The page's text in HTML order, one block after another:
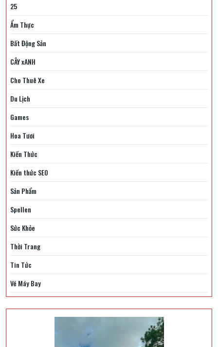
25
Ẩm Thực
Bất Động Sản
CÂY xANH
Cho Thuê Xe
Du Lịch
Games
Hoa Tươi
Kiến Thức
Kiến thức SEO
Sản Phẩm
Spellen
Sức Khỏe
Thời Trang
Tin Tức
Vé Máy Bay